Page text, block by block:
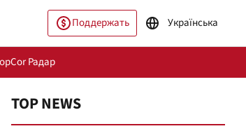
Поддержать Українська
Радар
TOP NEWS